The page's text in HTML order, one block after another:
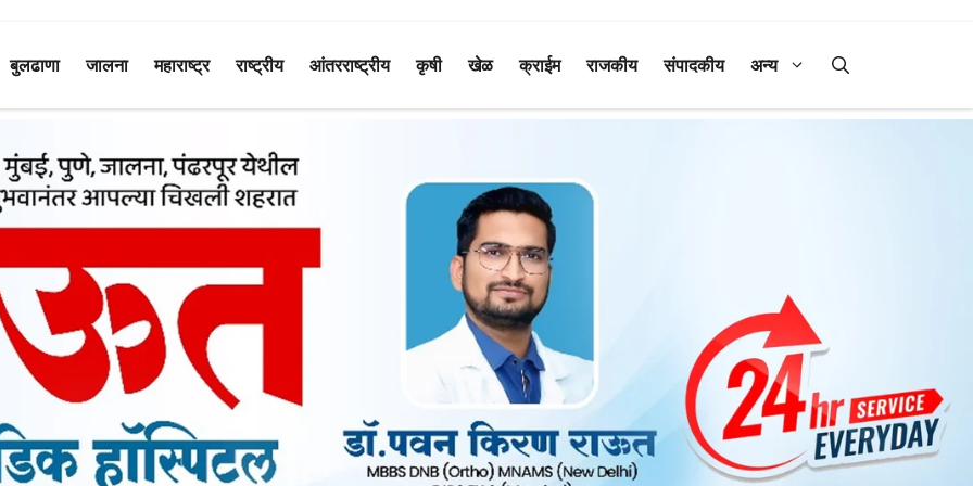
बुलढाणा जालना महाराष्ट्र राष्ट्रीय आंतरराष्ट्रीय कृषी खेळ क्राईम राजकीय संपादकीय अन्य